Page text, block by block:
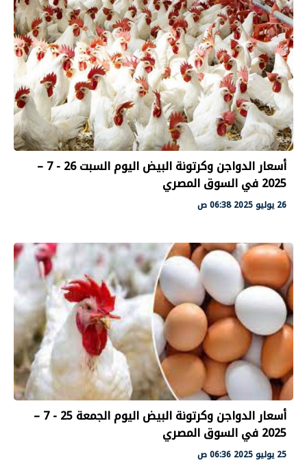
أسعار الدواجن وكرتونة البيض اليوم السبت 26 - 7 –
2025 في السوق المصري
26 يوليو 2025 06:38 ص
أسعار الدواجن وكرتونة البيض اليوم الجمعة 25 - 7 –
2025 في السوق المصري
25 يوليو 2025 06:36 ص